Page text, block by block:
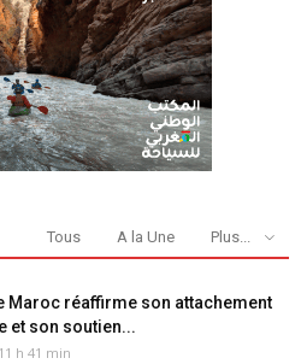
Tous A la Une Plus...
Maroc réaffirme son attachement
et son soutien...
h 41 min